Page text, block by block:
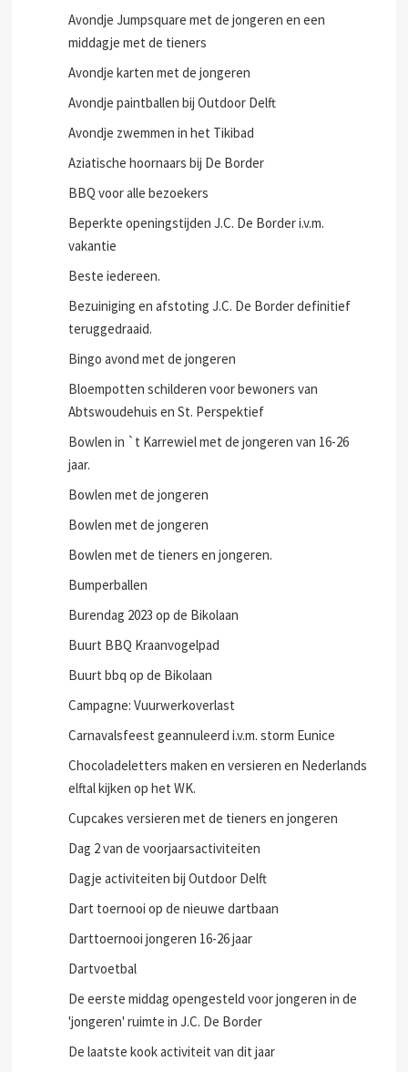
Avondje Jumpsquare met de jongeren en een
middagje met de tieners
Avondje karten met de jongeren
Avondje paintballen bij Outdoor Delft
Avondje zwemmen in het Tikibad
Aziatische hoornaars bij De Border
BBQ voor alle bezoekers
Beperkte openingstijden J.C. De Border i.v.m.
vakantie
Beste iedereen.
Bezuiniging en afstoting J.C. De Border definitief
teruggedraaid.
Bingo avond met de jongeren
Bloempotten schilderen voor bewoners van
Abtswoudehuis en St. Perspektief
Bowlen in `t Karrewiel met de jongeren van 16-26
jaar.
Bowlen met de jongeren
Bowlen met de jongeren
Bowlen met de tieners en jongeren.
Bumperballen
Burendag 2023 op de Bikolaan
Buurt BBQ Kraanvogelpad
Buurt bbq op de Bikolaan
Campagne: Vuurwerkoverlast
Carnavalsfeest geannuleerd i.v.m. storm Eunice
Chocoladeletters maken en versieren en Nederlands
elftal kijken op het WK.
Cupcakes versieren met de tieners en jongeren
Dag 2 van de voorjaarsactiviteiten
Dagje activiteiten bij Outdoor Delft
Dart toernooi op de nieuwe dartbaan
Darttoernooi jongeren 16-26 jaar
Dartvoetbal
De eerste middag opengesteld voor jongeren in de
'jongeren' ruimte in J.C. De Border
De laatste kook activiteit van dit jaar